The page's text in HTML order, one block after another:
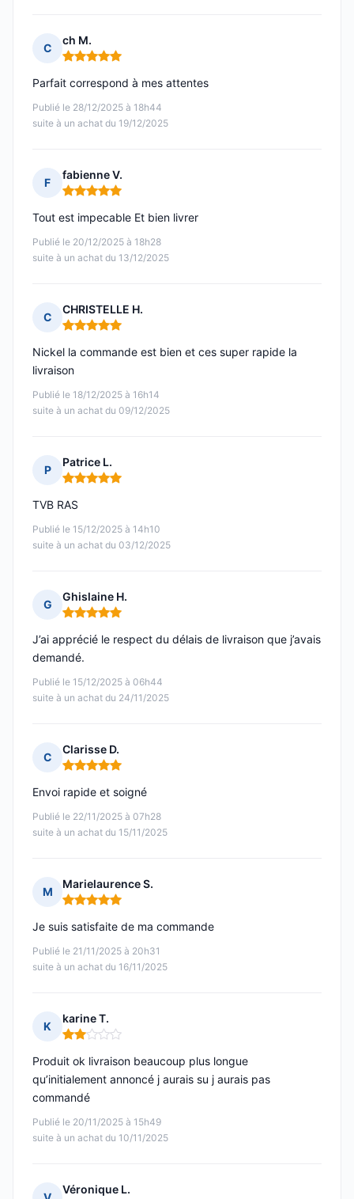
C
ch M.
Note : 5 sur 5
Publié le 28/12/2025 à 18h44
suite à un achat du 19/12/2025
Parfait correspond à mes attentes
F
fabienne V.
Note : 5 sur 5
Publié le 20/12/2025 à 18h28
suite à un achat du 13/12/2025
Tout est impecable Et bien livrer
C
CHRISTELLE H.
Note : 5 sur 5
Publié le 18/12/2025 à 16h14
suite à un achat du 09/12/2025
Nickel la commande est bien et ces super rapide la
livraison
P
Patrice L.
Note : 5 sur 5
Publié le 15/12/2025 à 14h10
suite à un achat du 03/12/2025
TVB RAS
G
Ghislaine H.
Note : 5 sur 5
Publié le 15/12/2025 à 06h44
suite à un achat du 24/11/2025
J’ai apprécié le respect du délais de livraison que j’avais
demandé.
C
Clarisse D.
Note : 5 sur 5
Publié le 22/11/2025 à 07h28
suite à un achat du 15/11/2025
Envoi rapide et soigné
M
Marielaurence S.
Note : 5 sur 5
Publié le 21/11/2025 à 20h31
suite à un achat du 16/11/2025
Je suis satisfaite de ma commande
K
karine T.
Note : 2 sur 5
Publié le 20/11/2025 à 15h49
suite à un achat du 10/11/2025
Produit ok livraison beaucoup plus longue
qu’initialement annoncé j aurais su j aurais pas
commandé
Véronique L.